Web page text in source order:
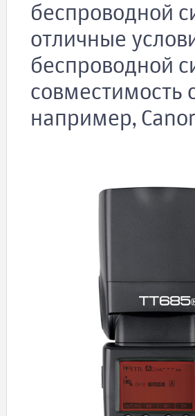
беспроводной
отличные
беспроводной
совместимость
например,